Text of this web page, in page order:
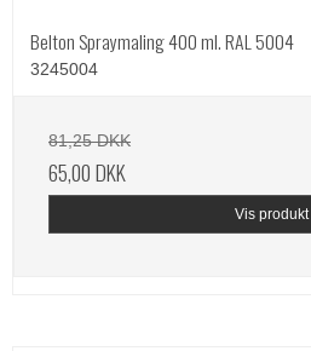
Belton Spraymaling 400 ml. RAL 5004
3245004
81,25 DKK
65,00 DKK
Vis produkt